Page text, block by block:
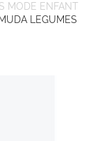
MODE ENFANT
LEGUMES